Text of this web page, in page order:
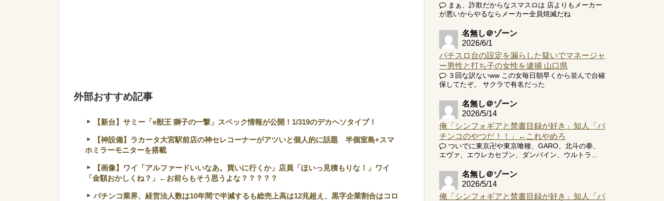
外部おすすめ記事
【新台】サミー「e獣王 獅子の一撃」スペック情報が公開！1/319のデカヘソタイプ！
【神設備】ラカータ大宮駅前店の神セレコーナーがアツいと個人的に話題 半個室島+スマ
ホミラーモニターを搭載
【画像】ワイ「アルファードいいなあ。買いに行くか」店員「ほいっ見積もりな！」ワイ
「金額おかしくね？」←お前らもそう思うよな？？？？？
パチンコ業界、経営法人数は10年間で半減するも総売上高は12兆超え、黒字企業割合はコロ
まぁ、詐欺だからなスマスロは 店よりもメーカー
が悪いからやるならメーカー全員焼滅だね
名無し＠ゾーン
2026/6/1
パチスロ台の設定を漏らした疑いでマネージャ
ー男性と打ち子の女性を逮捕 山口県
３回な訳ないww この女毎日朝早くから並んで台確
保してたぞ。 サクラで有名だった
名無し＠ゾーン
2026/5/14
俺「シンフォギアと禁書目録が好き」知人「パ
チンコのやつだ！！」←これやめろ
ついでに東京卍や東京喰種、GARO、北斗の拳、
エヴァ、エウレカセブン、ダンバイン、ウルトラ...
名無し＠ゾーン
2026/5/14
俺「シンフォギアと禁書目録が好き」知人「パ